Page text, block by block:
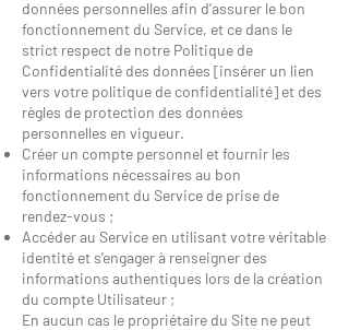
données personnelles afin d’assurer le bon
fonctionnement du Service, et ce dans le
strict respect de notre Politique de
Confidentialité des données [insérer un lien
vers votre politique de confidentialité] et des
règles de protection des données
personnelles en vigueur.
Créer un compte personnel et fournir les
informations nécessaires au bon
fonctionnement du Service de prise de
rendez-vous ;
Accéder au Service en utilisant votre véritable
identité et s’engager à renseigner des
informations authentiques lors de la création
du compte Utilisateur ;
En aucun cas le propriétaire du Site ne peut